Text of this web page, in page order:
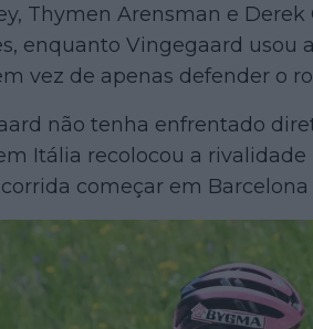
Thymen Arensman e
enquanto Vingegaard usou
vez de apenas defender o
não tenha enfrentado
Itália recolocou a
começar em